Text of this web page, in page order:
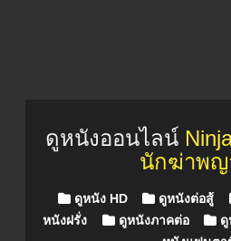
ดูหนังออนไลน์
นักฆ่าพญ
Posted in
ดูหนัง HD ดูหนังต่อสู้
หนังฝรั่ง
ดูหนังภาคต่อ